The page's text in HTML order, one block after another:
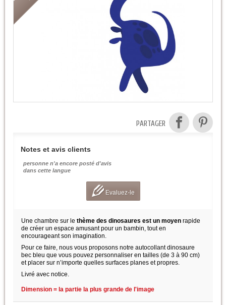
PARTAGER
Notes et avis clients
personne n'a encore posté d'avis
dans cette langue
Evaluez-le
Une chambre sur le thème des dinosaures est un moyen rapide
de créer un espace amusant pour un bambin, tout en
encourageant son imagination.
Pour ce faire, nous vous proposons notre autocollant dinosaure
bec bleu que vous pouvez personnaliser en tailles (de 3 à 90 cm)
et placer sur n’importe quelles surfaces planes et propres.
Livré avec notice.
Dimension = la partie la plus grande de l'image